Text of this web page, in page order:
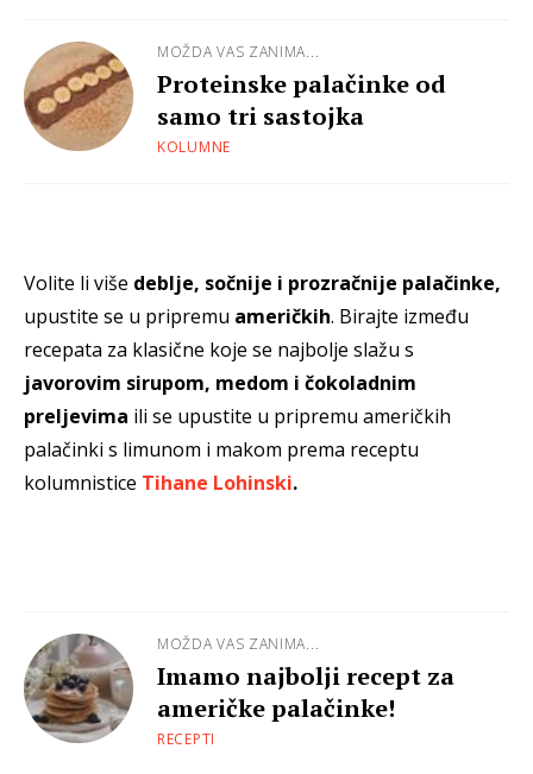
MOŽDA VAS ZANIMA...
Proteinske palačinke od
samo tri sastojka
KOLUMNE
Volite li više deblje, sočnije i prozračnije palačinke,
upustite se u pripremu američkih. Birajte između
recepata za klasične koje se najbolje slažu s
javorovim sirupom, medom i čokoladnim
preljevima ili se upustite u pripremu američkih
palačinki s limunom i makom prema receptu
kolumnistice Tihane Lohinski.
MOŽDA VAS ZANIMA...
Imamo najbolji recept za
američke palačinke!
RECEPTI